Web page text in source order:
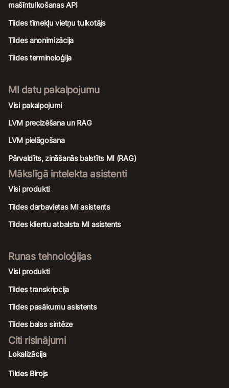
mašīntulkošanas API
Tildes tīmekļu vietņu tulkotājs
Tildes anonimizācija
Tildes terminoloģija
MI datu pakalpojumu
Visi pakalpojumi
LVM precizēšana un RAG
LVM pielāgošana
Pārvaldīts, zināšanās balstīts MI (RAG)
Mākslīgā intelekta asistenti
Visi produkti
Tildes darbavietas MI asistents
Tildes klientu atbalsta MI asistents
Runas tehnoloģijas
Visi produkti
Tildes transkripcija
Tildes pasākumu asistents
Tildes balss sintēze
Citi risinājumi
Lokalizācija
Tildes Birojs